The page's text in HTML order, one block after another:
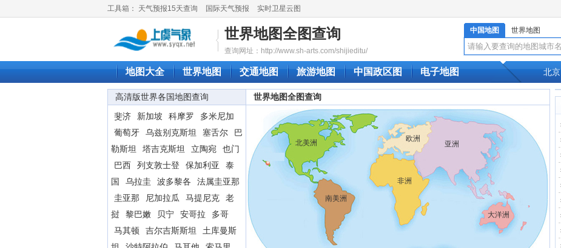
工具箱： 天气预报15天查询 国际天气预报 实时卫星云图
世界地图全图查询
查询网址：http://www.sh-arts.com/shijieditu/
中国地图 世界地图
地图大全 世界地图 交通地图 旅游地图 中国政区图 电子地图 北京
高清版世界各国地图查询
斐济
新加坡 科摩罗
多米尼加
葡萄牙
乌兹别克斯坦 塞舌尔
巴
勒斯坦
塔吉克斯坦 立陶宛
也门
巴西
列支敦士登 保加利亚
泰
国
乌拉圭 波多黎各
法属圭亚那
圭亚那
尼加拉瓜 马提尼克
老
挝
黎巴嫩 贝宁 安哥拉
多哥
马其顿
吉尔吉斯斯坦
土库曼斯
世界地图全图查询
亚洲
欧洲
非洲
北美洲
南美洲
大洋洲